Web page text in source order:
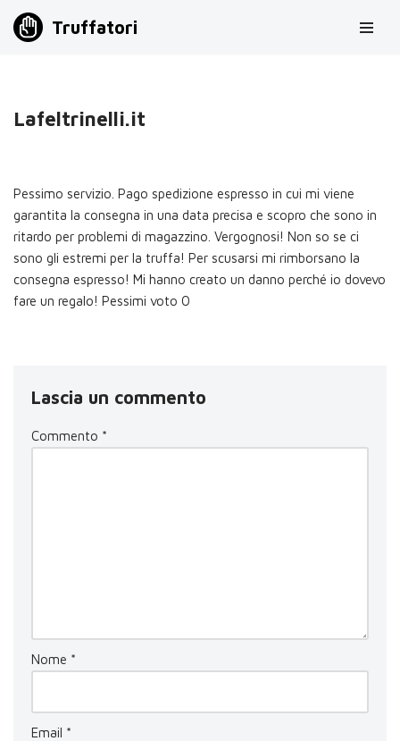
Truffatori
Lafeltrinelli.it
Pessimo servizio. Pago spedizione espresso in cui mi viene
garantita la consegna in una data precisa e scopro che sono in
ritardo per problemi di magazzino. Vergognosi! Non so se ci
sono gli estremi per la truffa! Per scusarsi mi rimborsano la
consegna espresso! Mi hanno creato un danno perché io dovevo
fare un regalo! Pessimi voto 0
Lascia un commento
Commento *
Nome *
Email *